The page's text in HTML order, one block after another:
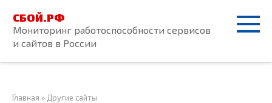
контенту
СБОЙ.РФ
Мониторинг работоспособности сервисов
и сайтов в России
Главная » Другие сайты